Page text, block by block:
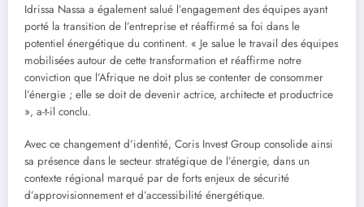
Idrissa Nassa a également salué l’engagement des équipes ayant
porté la transition de l’entreprise et réaffirmé sa foi dans le
potentiel énergétique du continent. « Je salue le travail des équipes
mobilisées autour de cette transformation et réaffirme notre
conviction que l’Afrique ne doit plus se contenter de consommer
l’énergie ; elle se doit de devenir actrice, architecte et productrice
», a-t-il conclu.
Avec ce changement d’identité, Coris Invest Group consolide ainsi
sa présence dans le secteur stratégique de l’énergie, dans un
contexte régional marqué par de forts enjeux de sécurité
d’approvisionnement et d’accessibilité énergétique.